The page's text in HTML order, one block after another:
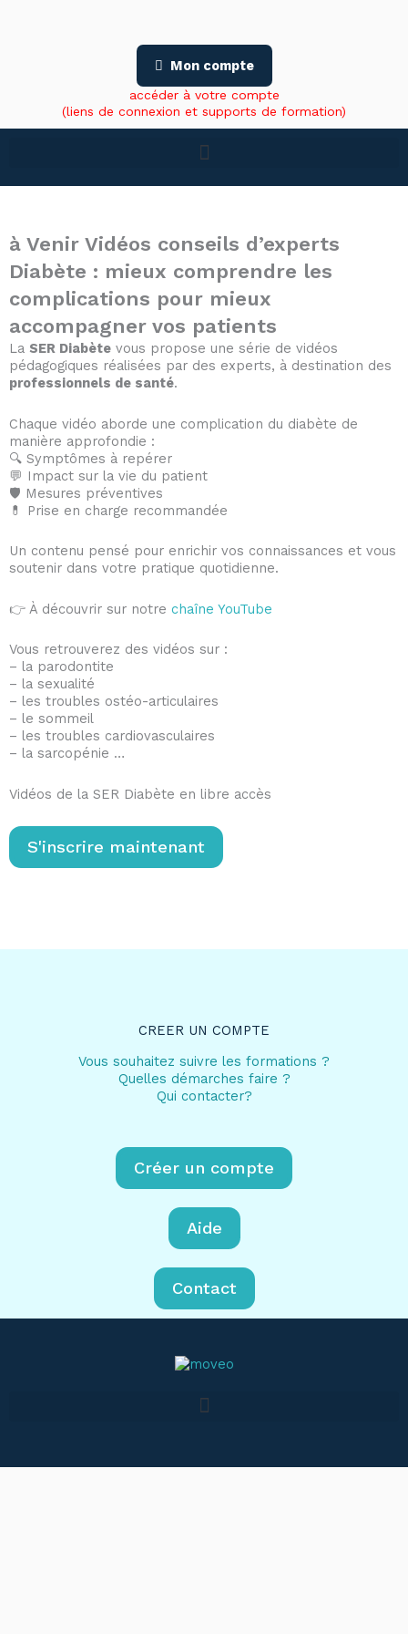
Mon compte
accéder à votre compte
(liens de connexion et supports de formation)
à Venir Vidéos conseils d’experts
Diabète : mieux comprendre les
complications pour mieux
accompagner vos patients
La SER Diabète vous propose une série de vidéos
pédagogiques réalisées par des experts, à destination des
professionnels de santé.
Chaque vidéo aborde une complication du diabète de
manière approfondie :
🔍 Symptômes à repérer
💬 Impact sur la vie du patient
🛡️ Mesures préventives
💊 Prise en charge recommandée
Un contenu pensé pour enrichir vos connaissances et vous
soutenir dans votre pratique quotidienne.
👉 À découvrir sur notre chaîne YouTube
Vous retrouverez des vidéos sur :
– la parodontite
– la sexualité
– les troubles ostéo-articulaires
– le sommeil
– les troubles cardiovasculaires
– la sarcopénie …
Vidéos de la SER Diabète en libre accès
CREER UN COMPTE
Vous souhaitez suivre les formations ?
Quelles démarches faire ?
Qui contacter?
Créer un compte
Aide
Contact